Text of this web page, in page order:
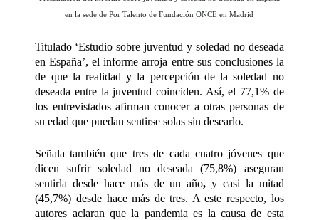
en la sede de Por Talento de Fundación ONCE en Madrid
Titulado ‘Estudio sobre juventud y soledad no deseada
en España’, el informe arroja entre sus conclusiones la
de que la realidad y la percepción de la soledad no
deseada entre la juventud coinciden. Así, el 77,1% de
los entrevistados afirman conocer a otras personas de
su edad que puedan sentirse solas sin desearlo.
Señala también que tres de cada cuatro jóvenes que
dicen sufrir soledad no deseada (75,8%) aseguran
sentirla desde hace más de un año, y casi la mitad
(45,7%) desde hace más de tres. A este respecto, los
autores aclaran que la pandemia es la causa de esta